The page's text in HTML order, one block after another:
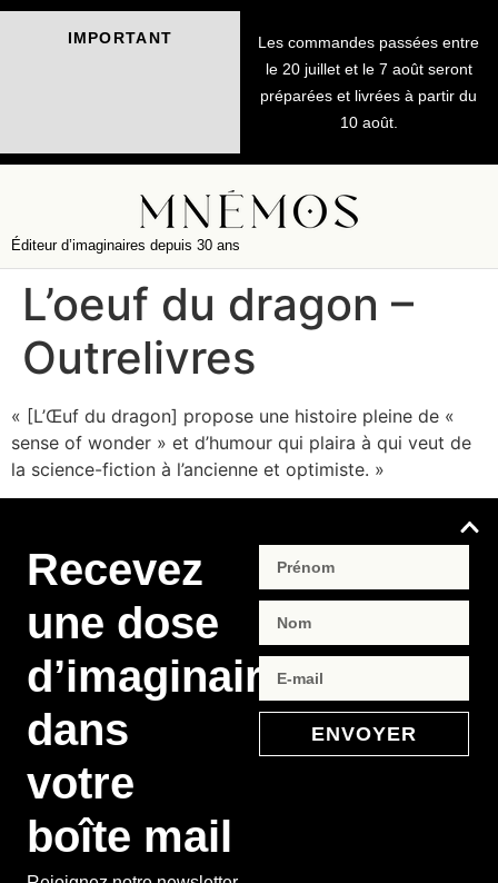
IMPORTANT
Les commandes passées entre
le 20 juillet et le 7 août seront
préparées et livrées à partir du
10 août.
Éditeur d’imaginaires depuis 30 ans
L’oeuf du dragon –
Outrelivres
« [L’Œuf du dragon] propose une histoire pleine de «
sense of wonder » et d’humour qui plaira à qui veut de
la science-fiction à l’ancienne et optimiste. »
Recevez
une dose
d’imaginaire
dans
votre
boîte mail
ENVOYER